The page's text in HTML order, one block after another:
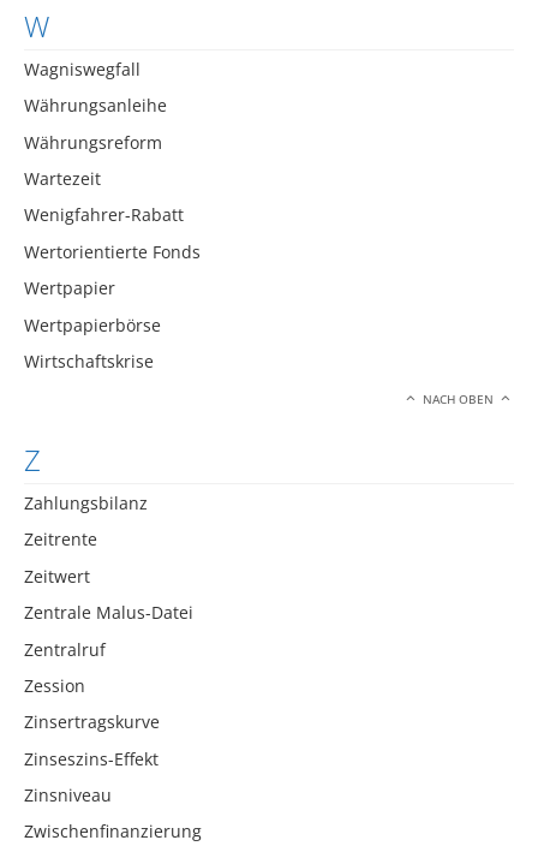
W
Wagniswegfall
Währungsanleihe
Währungsreform
Wartezeit
Wenigfahrer-Rabatt
Wertorientierte Fonds
Wertpapier
Wertpapierbörse
Wirtschaftskrise
NACH OBEN
Z
Zahlungsbilanz
Zeitrente
Zeitwert
Zentrale Malus-Datei
Zentralruf
Zession
Zinsertragskurve
Zinseszins-Effekt
Zinsniveau
Zwischenfinanzierung